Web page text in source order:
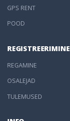
GPS RENT
POOD
REGISTREERIMINE
REGAMINE
OSALEJAD
TULEMUSED